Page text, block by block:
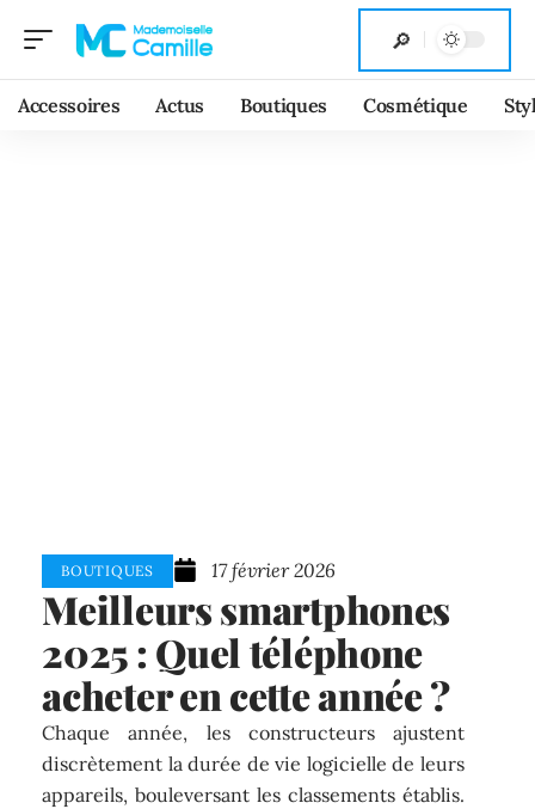
Accessoires Actus Boutiques Cosmétique
BOUTIQUES 17 février 2026
Meilleurs smartphones
2025 : Quel téléphone
acheter en cette année ?
Chaque année, les constructeurs ajustent
discrètement la durée de vie logicielle de leurs
appareils, bouleversant les classements établis.